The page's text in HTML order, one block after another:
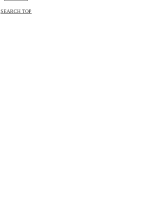
SEARCH TOP